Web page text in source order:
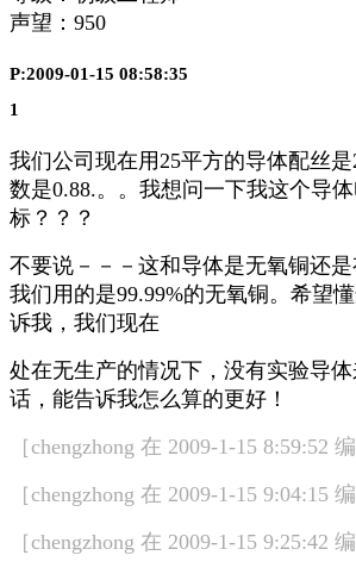
声望： 950
P:2009-01-15 08:58:35
1
我们公司现在用25平方的导体配丝
数是0.88.。。我想问一下我这个导
标？？？
不要说－－－这和导体是无氧铜还是
我们用的是99.99%的无氧铜。希望
诉我，我们现在
处在无生产的情况下，没有实验导
话，能告诉我怎么算的更好！
［chengzhong 在 2009-1-15 8:59:52
［chengzhong 在 2009-1-15 9:04:15
［chengzhong 在 2009-1-15 9:25:42